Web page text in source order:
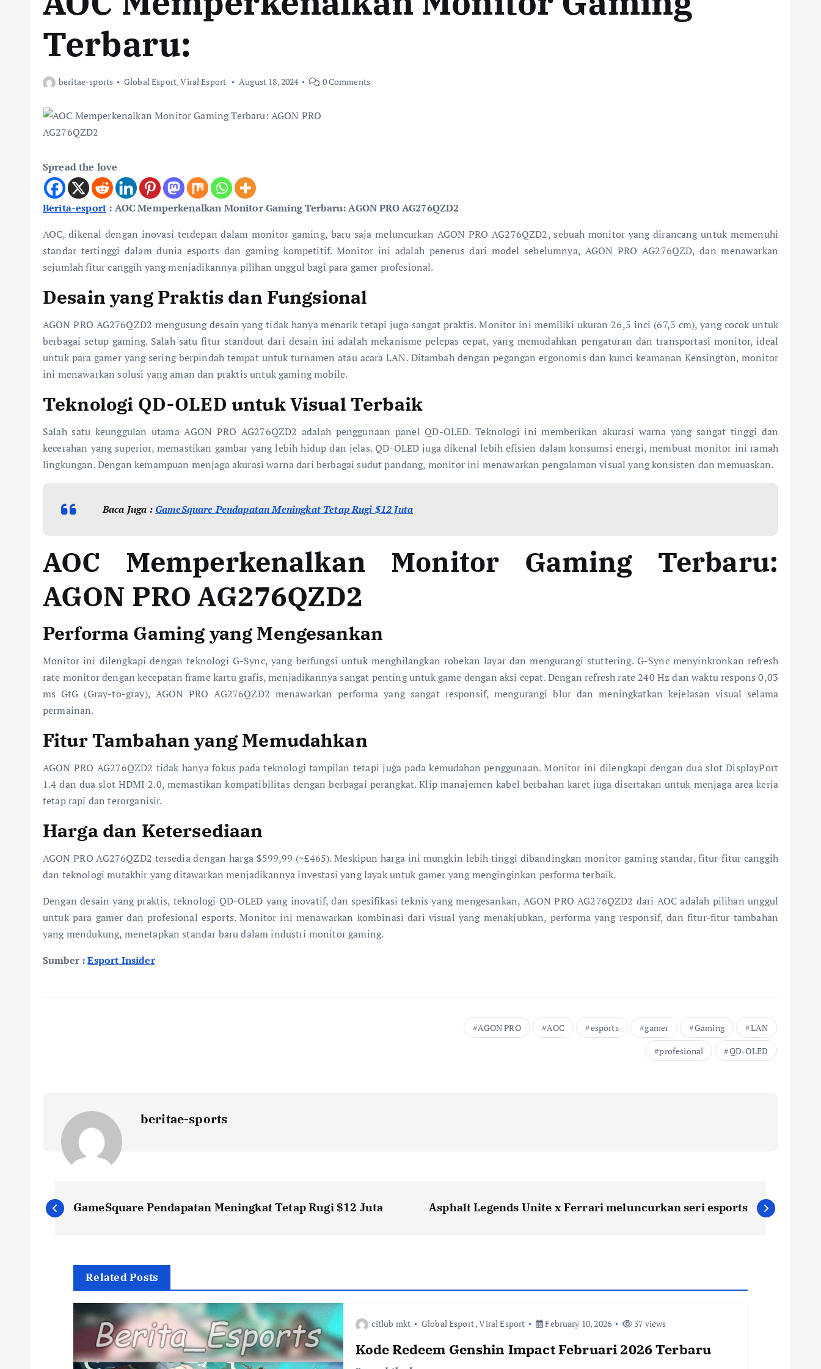
Terbaru:
beritae-sports Global Esport,Viral Esport August 18, 2024 0 Comments
Spread the love
Berita-esport : AOC Memperkenalkan Monitor Gaming Terbaru: AGON PRO AG276QZD2
AOC, dikenal dengan inovasi terdepan dalam monitor gaming, baru saja meluncurkan AGON PRO AG276QZD2, sebuah monitor yang dirancang untuk memenuhi
standar tertinggi dalam dunia esports dan gaming kompetitif. Monitor ini adalah penerus dari model sebelumnya, AGON PRO AG276QZD, dan menawarkan
sejumlah fitur canggih yang menjadikannya pilihan unggul bagi para gamer profesional.
Desain yang Praktis dan Fungsional
AGON PRO AG276QZD2 mengusung desain yang tidak hanya menarik tetapi juga sangat praktis. Monitor ini memiliki ukuran 26,5 inci (67,3 cm), yang cocok untuk
berbagai setup gaming. Salah satu fitur standout dari desain ini adalah mekanisme pelepas cepat, yang memudahkan pengaturan dan transportasi monitor, ideal
untuk para gamer yang sering berpindah tempat untuk turnamen atau acara LAN. Ditambah dengan pegangan ergonomis dan kunci keamanan Kensington, monitor
ini menawarkan solusi yang aman dan praktis untuk gaming mobile.
Teknologi QD-OLED untuk Visual Terbaik
Salah satu keunggulan utama AGON PRO AG276QZD2 adalah penggunaan panel QD-OLED. Teknologi ini memberikan akurasi warna yang sangat tinggi dan
kecerahan yang superior, memastikan gambar yang lebih hidup dan jelas. QD-OLED juga dikenal lebih efisien dalam konsumsi energi, membuat monitor ini ramah
lingkungan. Dengan kemampuan menjaga akurasi warna dari berbagai sudut pandang, monitor ini menawarkan pengalaman visual yang konsisten dan memuaskan.
Baca Juga : GameSquare Pendapatan Meningkat Tetap Rugi $12 Juta
AOC Memperkenalkan Monitor Gaming Terbaru:
AGON PRO AG276QZD2
Performa Gaming yang Mengesankan
Monitor ini dilengkapi dengan teknologi G-Sync, yang berfungsi untuk menghilangkan robekan layar dan mengurangi stuttering. G-Sync menyinkronkan refresh
rate monitor dengan kecepatan frame kartu grafis, menjadikannya sangat penting untuk game dengan aksi cepat. Dengan refresh rate 240 Hz dan waktu respons 0,03
ms GtG (Gray-to-gray), AGON PRO AG276QZD2 menawarkan performa yang sangat responsif, mengurangi blur dan meningkatkan kejelasan visual selama
permainan.
Fitur Tambahan yang Memudahkan
AGON PRO AG276QZD2 tidak hanya fokus pada teknologi tampilan tetapi juga pada kemudahan penggunaan. Monitor ini dilengkapi dengan dua slot DisplayPort
1.4 dan dua slot HDMI 2.0, memastikan kompatibilitas dengan berbagai perangkat. Klip manajemen kabel berbahan karet juga disertakan untuk menjaga area kerja
tetap rapi dan terorganisir.
Harga dan Ketersediaan
AGON PRO AG276QZD2 tersedia dengan harga $599,99 (~£465). Meskipun harga ini mungkin lebih tinggi dibandingkan monitor gaming standar, fitur-fitur canggih
dan teknologi mutakhir yang ditawarkan menjadikannya investasi yang layak untuk gamer yang menginginkan performa terbaik.
Dengan desain yang praktis, teknologi QD-OLED yang inovatif, dan spesifikasi teknis yang mengesankan, AGON PRO AG276QZD2 dari AOC adalah pilihan unggul
untuk para gamer dan profesional esports. Monitor ini menawarkan kombinasi dari visual yang menakjubkan, performa yang responsif, dan fitur-fitur tambahan
yang mendukung, menetapkan standar baru dalam industri monitor gaming.
Sumber :Esport Insider
AGON PRO AOC esports gamer Gaming
LAN
profesional
QD-OLED
beritae-sports
P
GameSquare Pendapatan Meningkat Tetap Rugi $12 Juta Asphalt Legends Unite x Ferrari meluncurkan seri esports
Related Posts
citlub mkt Global Esport,Viral Esport February 10, 2026 37 views
Kode Redeem Genshin Impact Februari 2026 Terbaru